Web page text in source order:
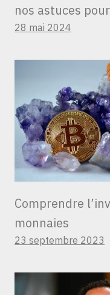
nos astuces
28 mai 2024
Comprendre
monnaies
23 septembre 2023